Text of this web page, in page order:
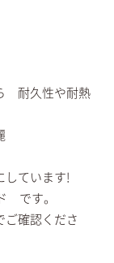
耐久性や耐熱
ています!
です。
確認くださ